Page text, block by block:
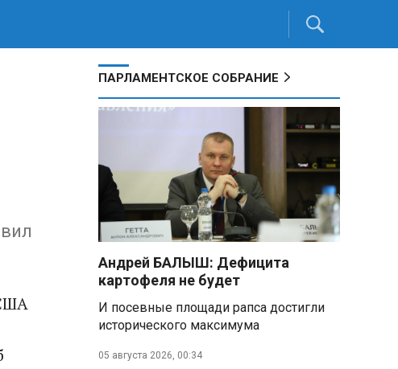
ПАРЛАМЕНТСКОЕ СОБРАНИЕ
Андрей БАЛЫШ: Дефицита
картофеля не будет
И посевные площади рапса достигли
исторического максимума
05 августа 2026, 00:34